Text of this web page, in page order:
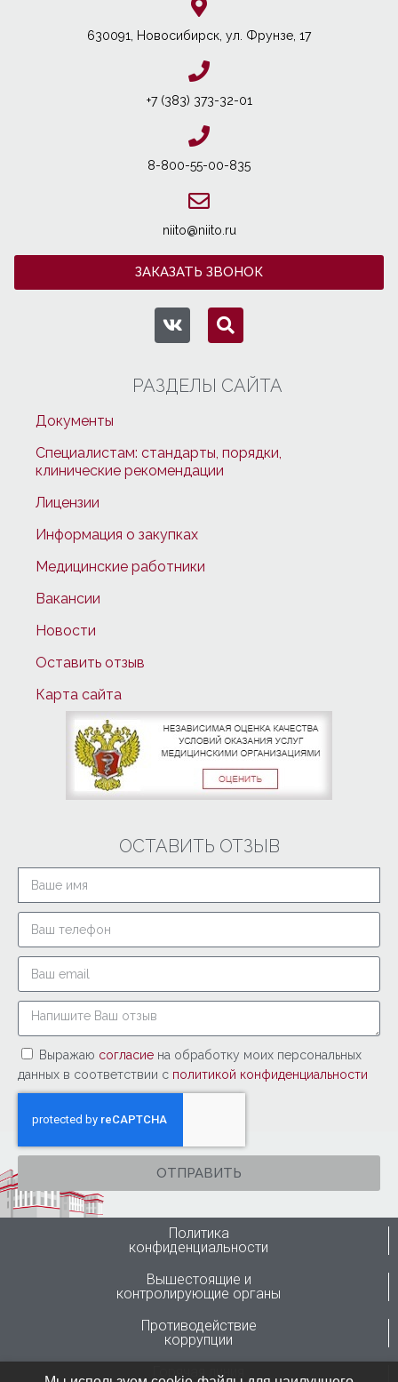
630091, Новосибирcк, ул. Фрунзе, 17
+7 (383) 373-32-01
8-800-55-00-835
niito@niito.ru
ЗАКАЗАТЬ ЗВОНОК
РАЗДЕЛЫ САЙТА
Документы
Специалистам: стандарты, порядки,
клинические рекомендации
Лицензии
Информация о закупках
Медицинские работники
Вакансии
Новости
Оставить отзыв
Карта сайта
ОСТАВИТЬ ОТЗЫВ
Выражаю согласие на обработку моих персональных
данных в соответствии с политикой конфиденциальности
ОТПРАВИТЬ
Политика
конфиденциальности
Вышестоящие и
контролирующие органы
Противодействие
коррупции
Горячая линия